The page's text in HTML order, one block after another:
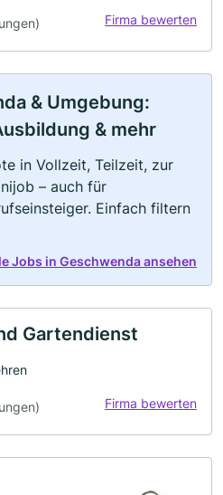
Firma bewerten
& Umgebung:
& mehr
in Vollzeit, Teilzeit, zur
– auch für
Einfach filtern
Jobs in Geschwenda ansehen
Gartendienst
Firma bewerten